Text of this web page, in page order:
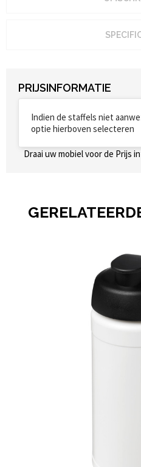
PRIJSINFORMATIE
Indien de staffels niet
optie hierboven selecteren
Draai uw mobiel voor de Prijs